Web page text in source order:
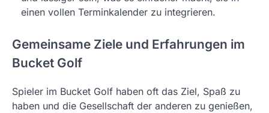
einen vollen Terminkalender zu integrieren.
Gemeinsame Ziele und Erfahrungen im
Bucket Golf
Spieler im Bucket Golf haben oft das Ziel, Spaß zu
haben und die Gesellschaft der anderen zu genießen,